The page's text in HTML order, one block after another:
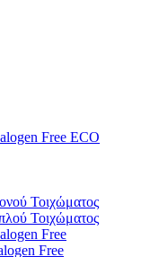
Free ECO
Τοιχώματος
Τοιχώματος
Free
Free